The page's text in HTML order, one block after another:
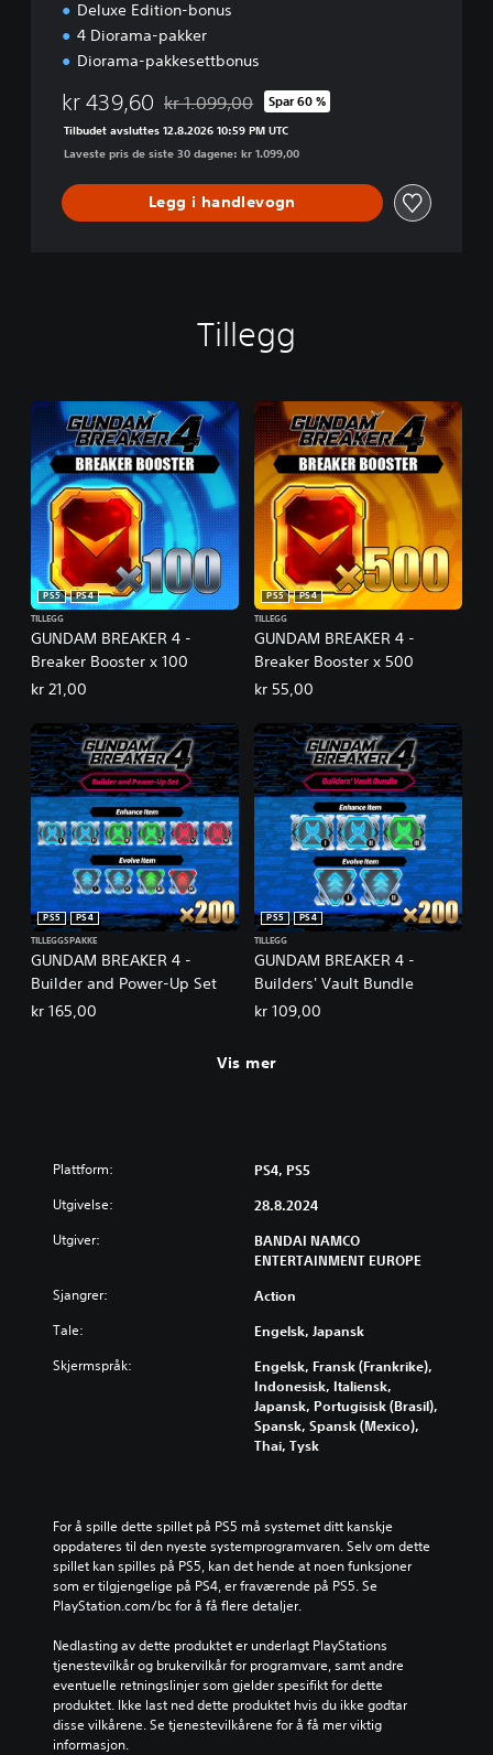
Deluxe Edition-bonus
4 Diorama-pakker
Diorama-pakkesettbonus
kr 439,60 Nedsatt fra opprinnelig pris på kr 1.099,00
kr 1.099,00 Spar 60 %
Tilbudet avsluttes 12.8.2026 10:59 PM UTC
Laveste pris de siste 30 dagene: kr 1.099,00
Legg i handlevogn
Tillegg
GUNDAM BREAKER 4 -
Breaker Booster x 100
PS5
PS4
TILLEGG
kr 21,00
GUNDAM BREAKER 4 -
Breaker Booster x 500
PS5
PS4
TILLEGG
kr 55,00
GUNDAM BREAKER 4 -
Builder and Power-Up Set
PS5
PS4
TILLEGGSPAKKE
kr 165,00
GUNDAM BREAKER 4 -
Builders' Vault Bundle
PS5
PS4
TILLEGG
kr 109,00
Vis mer
Plattform: PS4, PS5
Utgivelse: 28.8.2024
Utgiver:
BANDAI NAMCO
ENTERTAINMENT EUROPE
Sjangrer: Action
Tale: Engelsk, Japansk
Skjermspråk:
Engelsk, Fransk (Frankrike),
Indonesisk, Italiensk,
Japansk, Portugisisk (Brasil),
Spansk, Spansk (Mexico),
Thai, Tysk
For å spille dette spillet på PS5 må systemet ditt kanskje
oppdateres til den nyeste systemprogramvaren. Selv om dette
spillet kan spilles på PS5, kan det hende at noen funksjoner
som er tilgjengelige på PS4, er fraværende på PS5. Se
PlayStation.com/bc for å få flere detaljer.
Nedlasting av dette produktet er underlagt PlayStations
tjenestevilkår og brukervilkår for programvare, samt andre
eventuelle retningslinjer som gjelder spesifikt for dette
produktet. Ikke last ned dette produktet hvis du ikke godtar
disse vilkårene. Se tjenestevilkårene for å få mer viktig
informasjon.